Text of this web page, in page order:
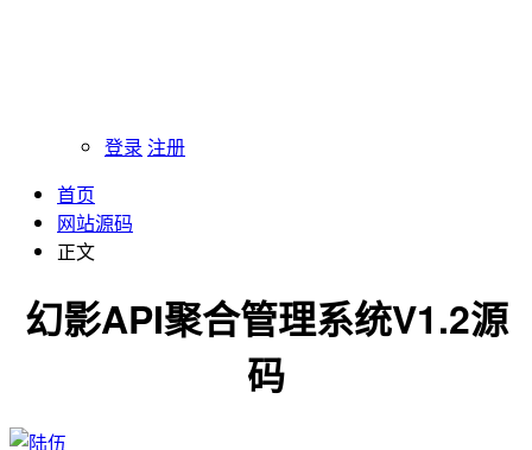
登录 注册
首页
网站源码
正文
幻影API聚合管理系统V1.2源
码